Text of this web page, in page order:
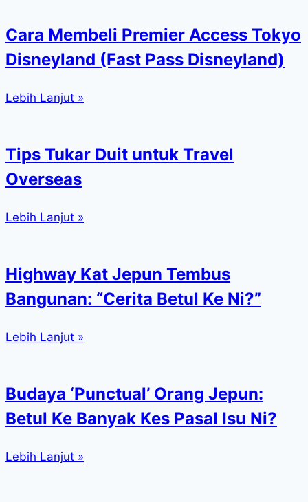
Cara Membeli Premier Access Tokyo
Disneyland (Fast Pass Disneyland)
Lebih Lanjut »
Tips Tukar Duit untuk Travel
Overseas
Lebih Lanjut »
Highway Kat Jepun Tembus
Bangunan: “Cerita Betul Ke Ni?”
Lebih Lanjut »
Budaya ‘Punctual’ Orang Jepun:
Betul Ke Banyak Kes Pasal Isu Ni?
Lebih Lanjut »